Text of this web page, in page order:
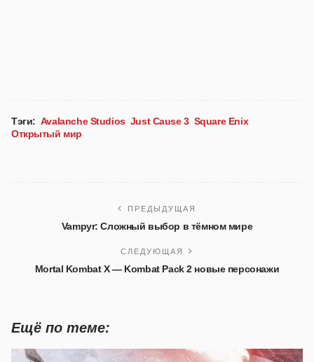
Тэги: Avalanche Studios Just Cause 3 Square Enix
Открытый мир
ПРЕДЫДУЩАЯ
Vampyr: Сложный выбор в тёмном мире
СЛЕДУЮЩАЯ
Mortal Kombat X — Kombat Pack 2 новые персонажи
Ещё по теме: